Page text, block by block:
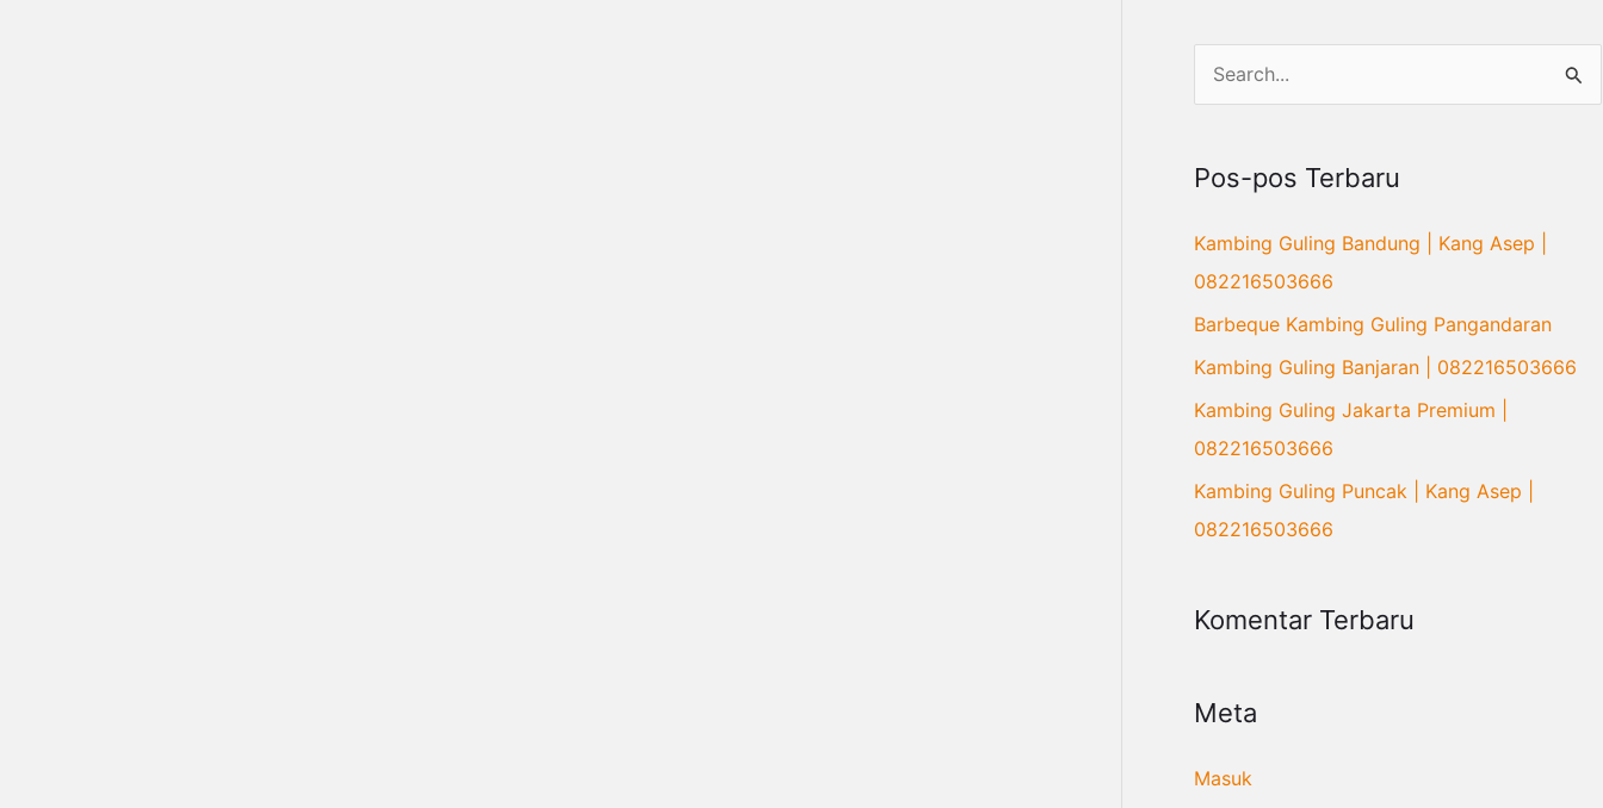
i
u
n
:
Pos-pos Terbaru
Kambing Guling Bandung | Kang Asep |
082216503666
Barbeque Kambing Guling Pangandaran
Kambing Guling Banjaran | 082216503666
Kambing Guling Jakarta Premium |
082216503666
Kambing Guling Puncak | Kang Asep |
082216503666
Komentar Terbaru
Meta
Masuk